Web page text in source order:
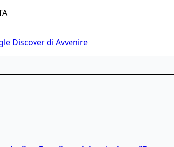
Discover di Avvenire